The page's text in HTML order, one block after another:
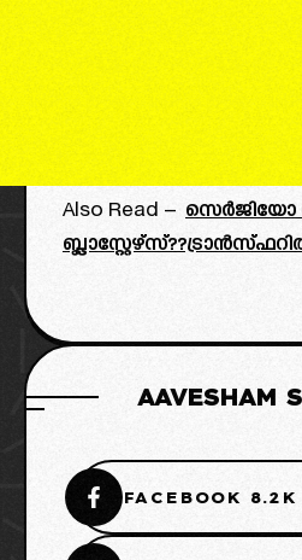
Also Read – സെർജിയോ
AAVESHAM
FACEBOOK 8.2K